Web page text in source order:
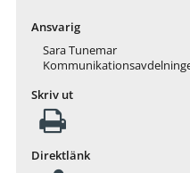
Ansvarig
Sara Tunemar
Skriv ut
Direktlänk